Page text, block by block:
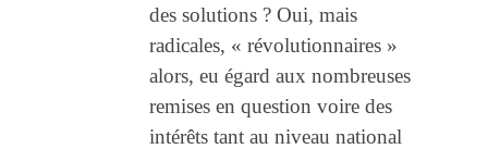
des solutions ? Oui, mais
radicales, « révolutionnaires »
alors, eu égard aux nombreuses
remises en question voire des
intérêts tant au niveau national